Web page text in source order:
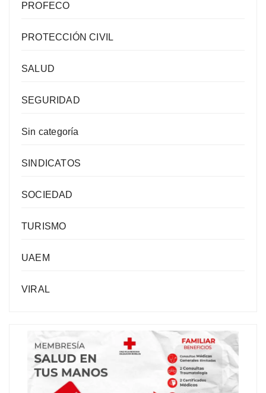
PROFECO
PROTECCIÓN CIVIL
SALUD
SEGURIDAD
Sin categoría
SINDICATOS
SOCIEDAD
TURISMO
UAEM
VIRAL